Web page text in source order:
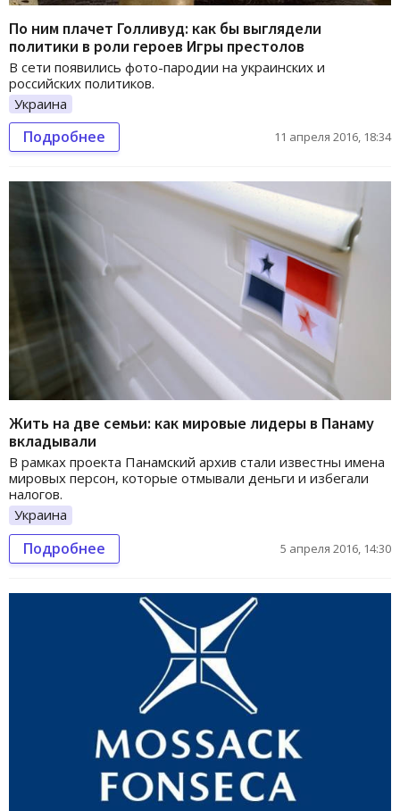
По ним плачет Голливуд: как бы выглядели
политики в роли героев Игры престолов
В сети появились фото-пародии на украинских и
российских политиков.
Украина
Подробнее 11 апреля 2016, 18:34
Жить на две семьи: как мировые лидеры в Панаму
вкладывали
В рамках проекта Панамский архив стали известны имена
мировых персон, которые отмывали деньги и избегали
налогов.
Украина
Подробнее 5 апреля 2016, 14:30